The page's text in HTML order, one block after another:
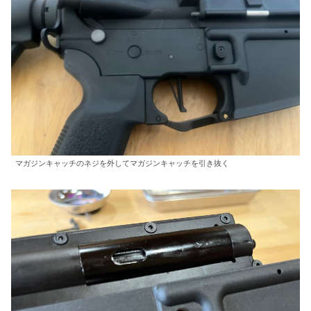
マガジンキャッチのネジを外してマガジンキャッチを引き抜く